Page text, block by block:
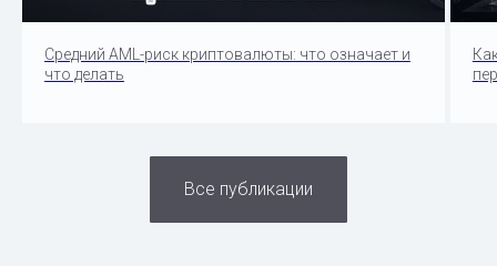
Средний AML-риск криптовалюты: что означает и
что делать
Все публикации